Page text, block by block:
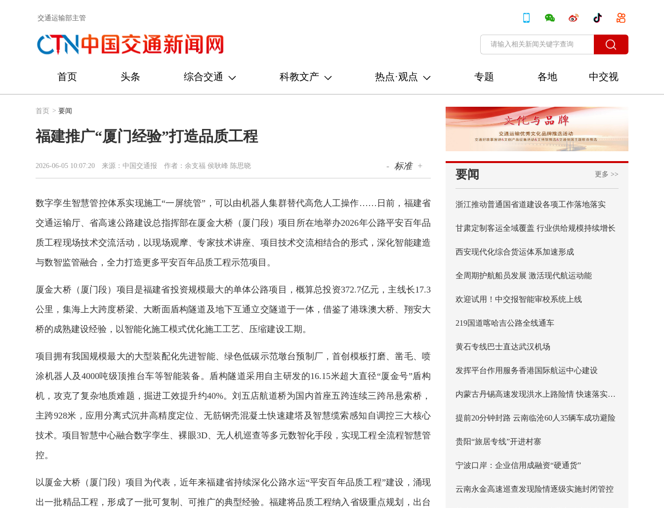
交通运输部主管
首页 头条 综合交通 科教文产 热点·观点 专题 各地
中交视
讯
首页 > 要闻
福建推广“厦门经验”打造品质工程
2026-06-05 10:07:20 来源：中国交通报 作者：余支福 侯耿峰 陈思晓 - 标准 +
数字孪生智慧管控体系实现施工“一屏统管”，可以由机器人集群替代高危人工操作……日前，福建省
交通运输厅、省高速公路建设总指挥部在厦金大桥（厦门段）项目所在地举办2026年公路平安百年品
质工程现场技术交流活动，以现场观摩、专家技术讲座、项目技术交流相结合的形式，深化智能建造
与数智监管融合，全力打造更多平安百年品质工程示范项目。
厦金大桥（厦门段）项目是福建省投资规模最大的单体公路项目，概算总投资372.7亿元，主线长17.3
公里，集海上大跨度桥梁、大断面盾构隧道及地下互通立交隧道于一体，借鉴了港珠澳大桥、翔安大
桥的成熟建设经验，以智能化施工模式优化施工工艺、压缩建设工期。
项目拥有我国规模最大的大型装配化先进智能、绿色低碳示范墩台预制厂，首创模板打磨、凿毛、喷
涂机器人及4000吨级顶推台车等智能装备。盾构隧道采用自主研发的16.15米超大直径“厦金号”盾构
机，攻克了复杂地质难题，掘进工效提升约40%。刘五店航道桥为国内首座五跨连续三跨吊悬索桥，
主跨928米，应用分离式沉井高精度定位、无筋钢壳混凝土快速建塔及智慧缆索感知自调控三大核心
技术。项目智慧中心融合数字孪生、裸眼3D、无人机巡查等多元数智化手段，实现工程全流程智慧管
控。
以厦金大桥（厦门段）项目为代表，近年来福建省持续深化公路水运“平安百年品质工程”建设，涌现
出一批精品工程，形成了一批可复制、可推广的典型经验。福建将品质工程纳入省级重点规划，出台
要闻 更多 >>
浙江推动普通国省道建设各项工作落地落实
甘肃定制客运全域覆盖 行业供给规模持续增长
西安现代化综合货运体系加速形成
全周期护航船员发展 激活现代航运动能
欢迎试用！中交报智能审校系统上线
219国道喀哈吉公路全线通车
黄石专线巴士直达武汉机场
发挥平台作用服务香港国际航运中心建设
内蒙古丹锡高速发现洪水上路险情 快速落实主线封闭管控
提前20分钟封路 云南临沧60人35辆车成功避险
贵阳“旅居专线”开进村寨
宁波口岸：企业信用成融资“硬通货”
云南永金高速巡查发现险情逐级实施封闭管控